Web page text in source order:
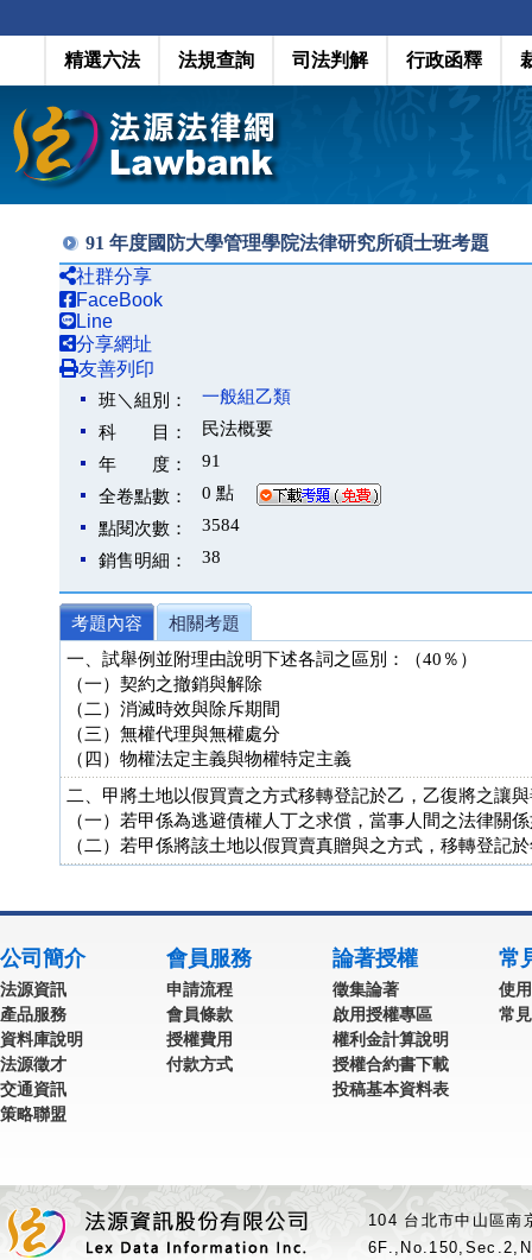
精選六法 法規查詢 司法判解 行政函釋
91 年度國防大學管理學院法律研究所碩士班考題
社群分享
FaceBook
Line
分享網址
友善列印
班＼組別：
一般組乙類
科 目：
民法概要
年 度：
91
全卷點數：
0 點
點閱次數：
3584
銷售明細：
38
考題內容
相關考題
一、試舉例並附理由說明下述各詞之區別：（40％）
（一）契約之撤銷與解除
（二）消滅時效與除斥期間
（三）無權代理與無權處分
（四）物權法定主義與物權特定主義
二、甲將土地以假買賣之方式移轉登記於乙，乙復將之讓
（一）若甲係為逃避債權人丁之求償，當事人間之法律關
（二）若甲係將該土地以假買賣真贈與之方式，移轉登記
公司簡介
法源資訊
產品服務
資料庫說明
法源徵才
交通資訊
策略聯盟
會員服務
申請流程
會員條款
授權費用
付款方式
論著授權
徵集論著
啟用授權專區
權利金計算說明
授權合約書下載
投稿基本資料表
常
使
常
104 台北市中山區